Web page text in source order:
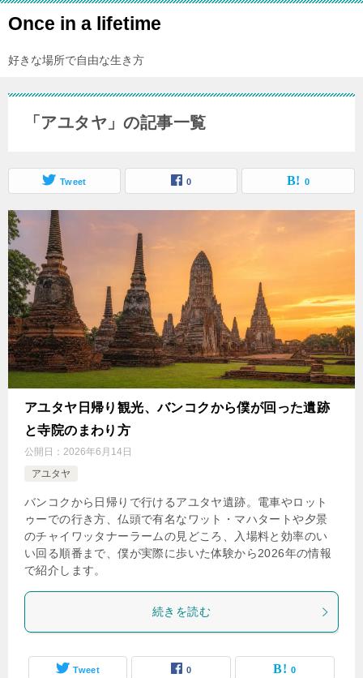
Once in a lifetime
好きな場所で自由な生き方
「アユタヤ」の記事一覧
Tweet 0 0
アユタヤ日帰り観光、バンコクから僕が回った遺跡
と寺院のまわり方
公開日： 2026年6月14日
アユタヤ
バンコクから日帰りで行けるアユタヤ遺跡。電車やロット
ゥーでの行き方、仏頭で有名なワット・マハタートや夕景
のチャイワッタナーラームの見どころ、入場料と効率のい
い回る順番まで、僕が実際に歩いた体験から2026年の情報
で紹介します。
続きを読む
Tweet 0 0